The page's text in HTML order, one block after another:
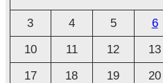
v
o
3
4 5 6
10
11 12 13
17
18 19 20